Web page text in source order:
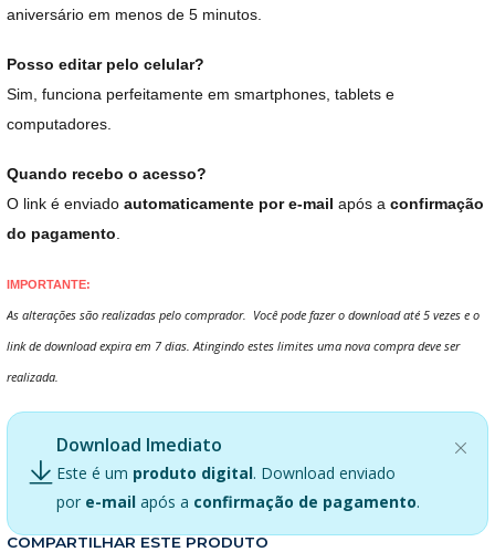
aniversário em menos de 5 minutos.
Posso editar pelo celular?
Sim, funciona perfeitamente em smartphones, tablets e
computadores.
Quando recebo o acesso?
O link é enviado automaticamente por e-mail após a confirmação
do pagamento
IMPORTANTE:
As alterações são realizadas pelo comprador. Você pode fazer o download até 5 vezes e o
link de download expira em 7 dias. Atingindo estes limites uma nova compra deve ser
realizada.
Download Imediato
Este é um produto digital. Download enviado
por e-mail após a confirmação de pagamento.
COMPARTILHAR ESTE PRODUTO